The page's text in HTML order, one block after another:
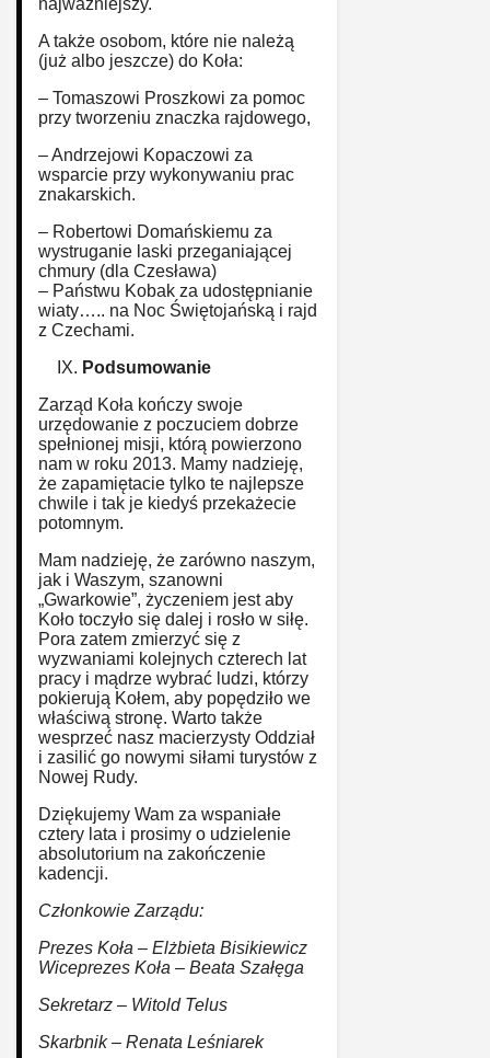
A także osobom, które nie należą
(już albo jeszcze) do Koła:
– Tomaszowi Proszkowi za pomoc
przy tworzeniu znaczka rajdowego,
– Andrzejowi Kopaczowi za
wsparcie przy wykonywaniu prac
znakarskich.
– Robertowi Domańskiemu za
wystruganie laski przeganiającej
chmury (dla Czesława)
– Państwu Kobak za udostępnianie
wiaty….. na Noc Świętojańską i rajd
z Czechami.
Podsumowanie
Zarząd Koła kończy swoje
urzędowanie z poczuciem dobrze
spełnionej misji, którą powierzono
nam w roku 2013. Mamy nadzieję,
że zapamiętacie tylko te najlepsze
chwile i tak je kiedyś przekażecie
potomnym.
Mam nadzieję, że zarówno naszym,
jak i Waszym, szanowni
„Gwarkowie”, życzeniem jest aby
Koło toczyło się dalej i rosło w siłę.
Pora zatem zmierzyć się z
wyzwaniami kolejnych czterech lat
pracy i mądrze wybrać ludzi, którzy
pokierują Kołem, aby popędziło we
właściwą stronę. Warto także
wesprzeć nasz macierzysty Oddział
i zasilić go nowymi siłami turystów z
Nowej Rudy.
Dziękujemy Wam za wspaniałe
cztery lata i prosimy o udzielenie
absolutorium na zakończenie
kadencji.
Członkowie Zarządu:
Prezes Koła – Elżbieta Bisikiewicz
Wiceprezes Koła – Beata Szałęga
Sekretarz – Witold Telus
Skarbnik – Renata Leśniarek